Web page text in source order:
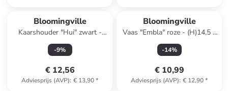
Bloomingville
Kaarshouder "Hui" zwart -
(H)41 x Ø 7 cm
-9%
€ 12,56
Adviesprijs (AVP): € 13,90*
Bloomingville
Vaas "Embla" roze - (H)14,5 x
Ø 6 cm
-14%
€ 10,99
Adviesprijs (AVP): € 12,90*